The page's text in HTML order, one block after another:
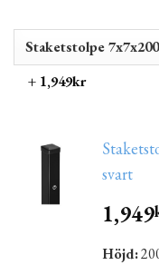
+ 1,949kr
svart
1,949
Höjd: